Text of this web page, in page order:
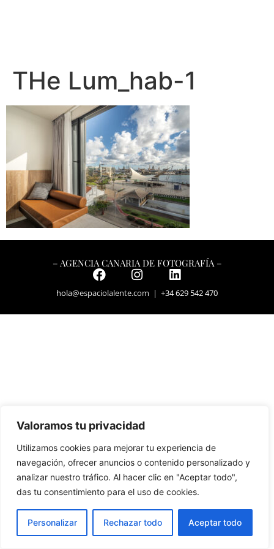
Valoramos tu privacidad
Utilizamos cookies para mejorar tu experiencia de
navegación, ofrecer anuncios o contenido personalizado y
analizar nuestro tráfico. Al hacer clic en "Aceptar todo",
das tu consentimiento para el uso de cookies.
Personalizar Rechazar todo Aceptar todo
THe Lum_hab-1
– AGENCIA CANARIA DE FOTOGRAFÍA –
hola@espaciolalente.com | +34 629 542 470